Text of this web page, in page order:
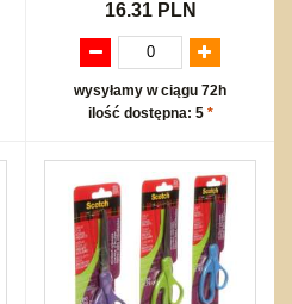
16.31 PLN
wysyłamy w ciągu 72h
ilość dostępna: 5 *